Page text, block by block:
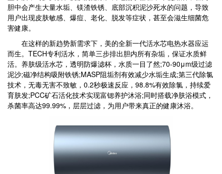
胆中会产生大量水垢、镁渣铁锈、底部沉积泥沙死水的问题，导致
用户出现皮肤敏感、爆痘、老化、脱发等症状，甚至会滋生细菌危
害健康。
在这样的新趋势新需求下，美的全新一代活水芯电热水器应运
而生。TECH专利活水，简单三步排出胆内所有杂垢，保证水质鲜
活。养肤级活水芯，透明防爆滤杯，水质一目了然;70-90μm级过滤
泥沙;磁净结构吸附铁锈;MASP阻垢剂有效减少水垢生成;第三代除氯
技术，无毒无害不致敏，0.2秒极速反应，98.8%有效除氯，持续爱
育肤发;PCC矿石活化技术实现富锶养护沐浴;同时搭载净肤浴模式，
杀菌率高达99.99%，层层过滤，为用户带来真正的健康沐浴。